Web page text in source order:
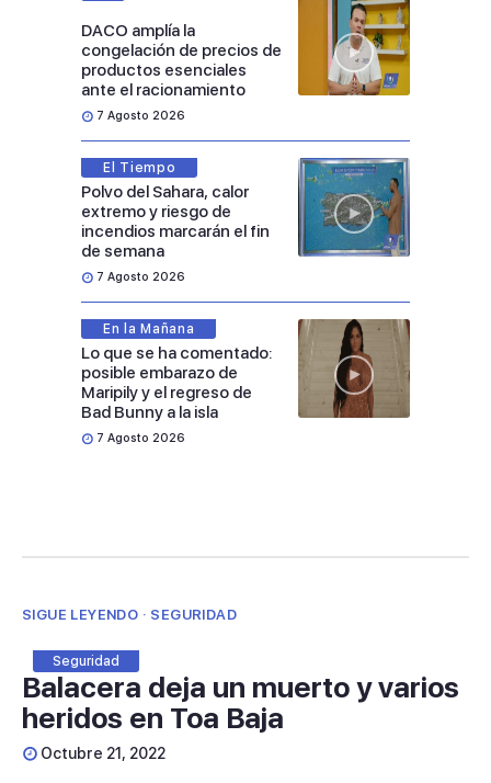
DACO amplía la
congelación de precios de
productos esenciales
ante el racionamiento
7 Agosto 2026
El Tiempo
Polvo del Sahara, calor
extremo y riesgo de
incendios marcarán el fin
de semana
7 Agosto 2026
En la Mañana
Lo que se ha comentado:
posible embarazo de
Maripily y el regreso de
Bad Bunny a la isla
7 Agosto 2026
SIGUE LEYENDO · SEGURIDAD
Seguridad
Balacera deja un muerto y varios
heridos en Toa Baja
Octubre 21, 2022